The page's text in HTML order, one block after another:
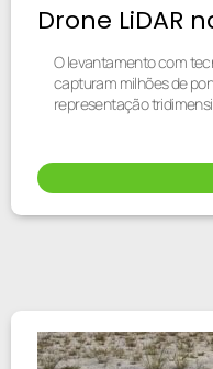
Drone LiDAR
O levantamento com
capturam milhões de
representação